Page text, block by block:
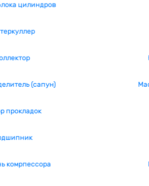
цилиндров
(сапун)
прокладок
комрпессора